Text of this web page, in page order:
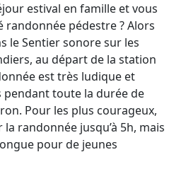
estival en famille et vous
randonnée pédestre ? Alors
le Sentier sonore sur les
au départ de la station
est très ludique et
pendant toute la durée de
Pour les plus courageux,
randonnée jusqu’à 5h, mais
pour de jeunes